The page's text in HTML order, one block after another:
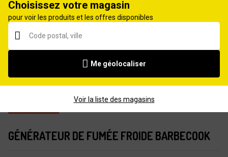
GÉNÉRATEUR DE FUMÉE FROIDE BARBECOOK
Choisissez votre magasin
pour voir les produits et les offres disponibles
Me géolocaliser
Voir la liste des magasins